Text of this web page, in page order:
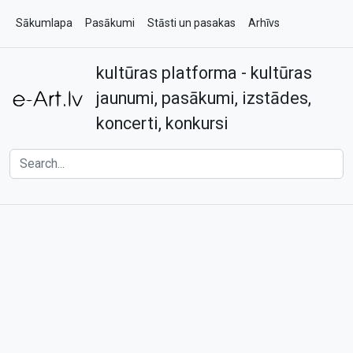
Sākumlapa Pasākumi Stāsti un pasakas Arhīvs
Kontakti
kultūras platforma - kultūras
jaunumi, pasākumi, izstādes,
koncerti, konkursi